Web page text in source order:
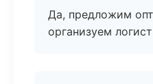
Да, предложим
организуем